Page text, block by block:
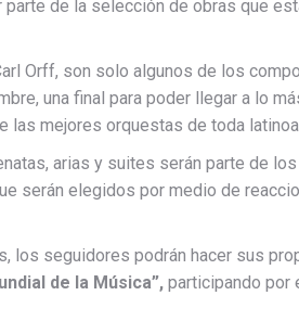
de la selección de obras que
Orff, son solo algunos de los
una final para poder llegar a lo
las mejores orquestas de toda
arias y suites serán parte de
serán elegidos por medio de
los seguidores podrán hacer sus
de la Música”, participando por